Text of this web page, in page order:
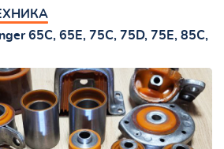
65C, 65E, 75C, 75D, 75E, 85C,